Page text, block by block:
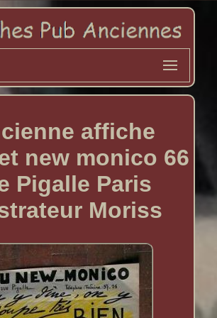
affiche
new monico 66
Pigalle Paris
Moriss